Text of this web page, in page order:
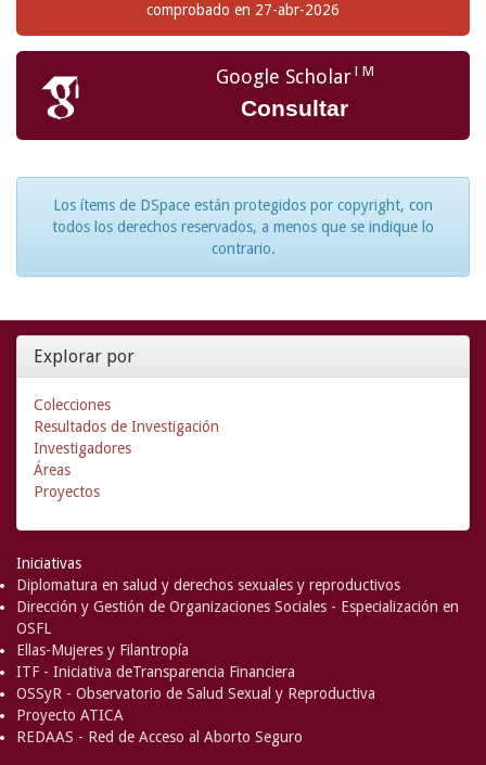
comprobado en 27-abr-2026
Google ScholarTM
Consultar
Los ítems de DSpace están protegidos por copyright, con
todos los derechos reservados, a menos que se indique lo
contrario.
Explorar por
Colecciones
Resultados de Investigación
Investigadores
Áreas
Proyectos
Iniciativas
Diplomatura en salud y derechos sexuales y reproductivos
Dirección y Gestión de Organizaciones Sociales - Especialización en
OSFL
Ellas-Mujeres y Filantropía
ITF - Iniciativa deTransparencia Financiera
OSSyR - Observatorio de Salud Sexual y Reproductiva
Proyecto ATICA
REDAAS - Red de Acceso al Aborto Seguro